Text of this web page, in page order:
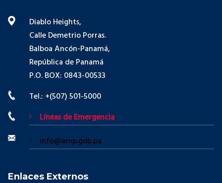
Diablo Heights,
Calle Demetrio Porras.
Balboa Ancón-Panamá,
República de Panamá
P.O. BOX: 0843-00533
Tel.: +(507) 501-5000
Líneas de Emergencia
info@amp.gob.pa
Enlaces Externos